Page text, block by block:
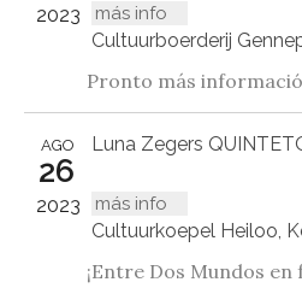
más info
2023
Pronto más
Luna Zegers
más info
AGO
26
2023
¡Entre Dos Mundos